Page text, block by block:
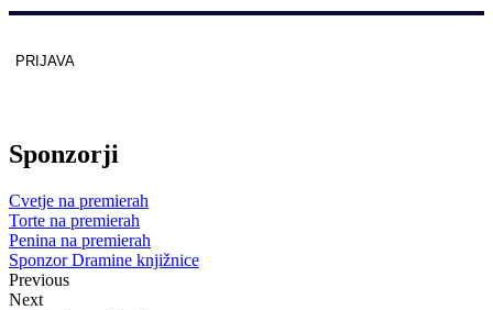
PRIJAVA
Sponzorji
Cvetje na premierah
Torte na premierah
Penina na premierah
Sponzor Dramine knjižnice
Previous
Next